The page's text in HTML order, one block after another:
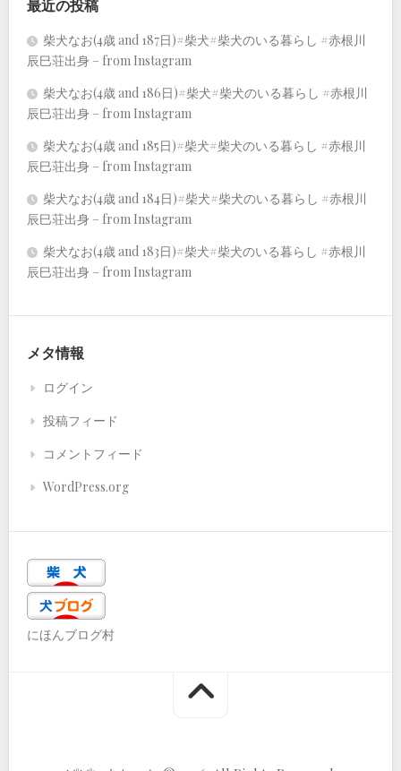
最近の投稿
柴犬なお(4歳 and 187日)#柴犬#柴犬のいる暮らし #赤根川
辰巳荘出身 – from Instagram
柴犬なお(4歳 and 186日)#柴犬#柴犬のいる暮らし #赤根川
辰巳荘出身 – from Instagram
柴犬なお(4歳 and 185日)#柴犬#柴犬のいる暮らし #赤根川
辰巳荘出身 – from Instagram
柴犬なお(4歳 and 184日)#柴犬#柴犬のいる暮らし #赤根川
辰巳荘出身 – from Instagram
柴犬なお(4歳 and 183日)#柴犬#柴犬のいる暮らし #赤根川
辰巳荘出身 – from Instagram
メタ情報
ログイン
投稿フィード
コメントフィード
WordPress.org
にほんブログ村